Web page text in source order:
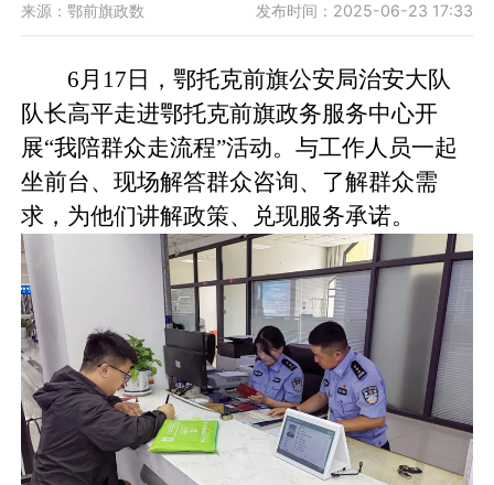
来源：鄂前旗政数 发布时间：2025-06-23 17:33
6月17日，鄂托克前旗公安局治安大队
队长高平走进鄂托克前旗政务服务中心开
展“我陪群众走流程”活动。与工作人员一起
坐前台、现场解答群众咨询、了解群众需
求，为他们讲解政策、兑现服务承诺。